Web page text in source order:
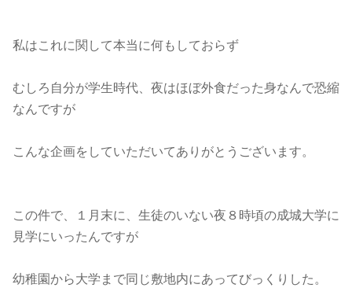
私はこれに関して本当に何もしておらず
むしろ自分が学生時代、夜はほぼ外食だった身なんで恐縮
なんですが
こんな企画をしていただいてありがとうございます。
この件で、１月末に、生徒のいない夜８時頃の成城大学に
見学にいったんですが
幼稚園から大学まで同じ敷地内にあってびっくりした。